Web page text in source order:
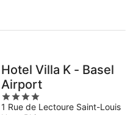
par
Hotel Villa K - Basel
Airport
4
out
1 Rue de Lectoure Saint-Louis